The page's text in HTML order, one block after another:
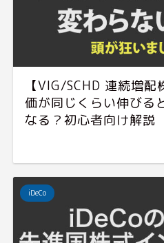
【VIG/SCHD 連続増
価が同じくらい伸びる
なる？初心者向け解説
iDeCo